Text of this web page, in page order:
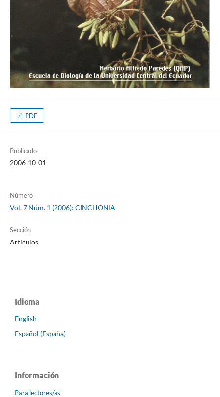
PDF
Publicado
2006-10-01
Número
Vol. 7 Núm. 1 (2006): CINCHONIA
Sección
Artículos
Idioma
English
Español (España)
Información
Para lectores/as